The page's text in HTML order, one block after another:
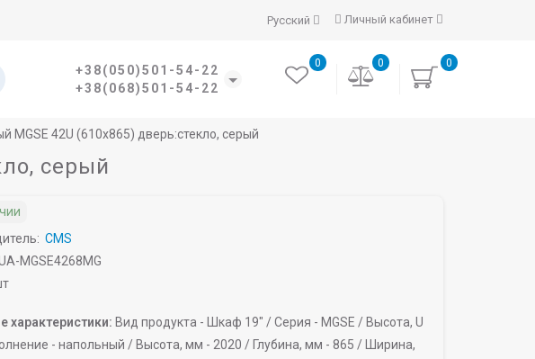
Личный кабинет
Русский
+38(050)501-54-22
+38(068)501-54-22
0
0
0
MGSE 42U (610x865) дверь:стекло, серый
серый
CMS
MGSE4268MG
характеристики: Вид продукта - Шкаф 19" /Серия - MGSE / Высота, U
- напольный / Высота, мм - 2020 / Глубина, мм - 865 /
Ширина,